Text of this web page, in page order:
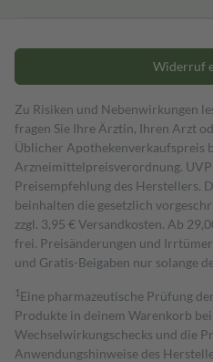
Widerruf
Zu Risiken und Nebenwirkungen
fragen Sie Ihre Ärztin, Ihren Arzt
Üblicher Apothekenverkaufspreis
Arzneimittelpreisverordnung.
Preisempfehlung des Herstellers.
beinhalten die gesetzlich
zzgl. 3,95 € Versandkosten. Ab
frei. Preisänderungen und
und Gratis-Beigaben nur solange
1 Eine pharmazeutische Prüfung
Produkte in deinem Warenkorb
Wechselwirkungschecks und die
Anwendungshinweise des